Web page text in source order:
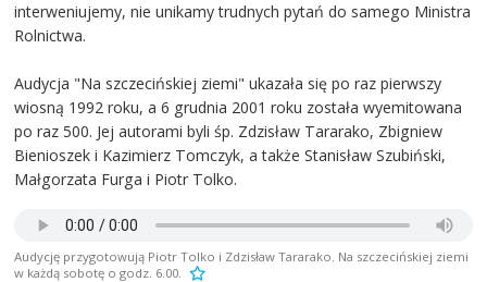
interweniujemy, nie unikamy trudnych pytań do samego Ministra
Rolnictwa.
Audycja "Na szczecińskiej ziemi" ukazała się po raz pierwszy
wiosną 1992 roku, a 6 grudnia 2001 roku została wyemitowana
po raz 500. Jej autorami byli śp. Zdzisław Tararako, Zbigniew
Bienioszek i Kazimierz Tomczyk, a także Stanisław Szubiński,
Małgorzata Furga i Piotr Tolko.
Audycję przygotowują Piotr Tolko i Zdzisław Tararako. Na szczecińskiej ziemi
w każdą sobotę o godz. 6.00.